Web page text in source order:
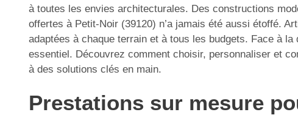
à toutes les envies architecturales. Des constructions
offertes à Petit-Noir (39120) n’a jamais été aussi étoffé.
adaptées à chaque terrain et à tous les budgets. Face à
essentiel. Découvrez comment choisir, personnaliser et
à des solutions clés en main.
Prestations sur mesure